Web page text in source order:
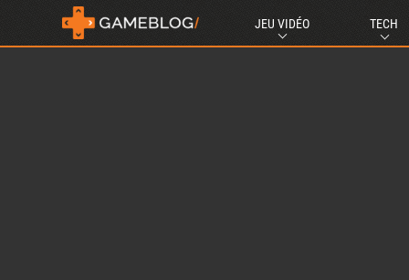
JEU VIDÉO TECH